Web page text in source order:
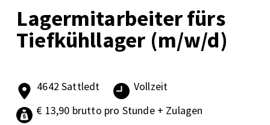
Lagermitarbeiter fürs
Tiefkühllager (m/w/d)
4642 Sattledt
Vollzeit
€ 13,90 brutto pro Stunde + Zulagen